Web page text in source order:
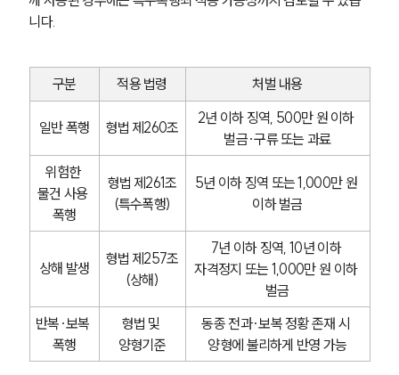
니다.
구분 적용 법령 처벌 내용
일반 폭행 형법 제260조
2년 이하 징역, 500만 원 이하
벌금·구류 또는 과료
위험한
물건 사용
폭행
형법 제261조
(특수폭행)
5년 이하 징역 또는 1,000만 원
이하 벌금
상해 발생
형법 제257조
(상해)
7년 이하 징역, 10년 이하
자격정지 또는 1,000만 원 이하
벌금
반복·보복
폭행
형법 및
양형기준
동종 전과·보복 정황 존재 시
양형에 불리하게 반영 가능